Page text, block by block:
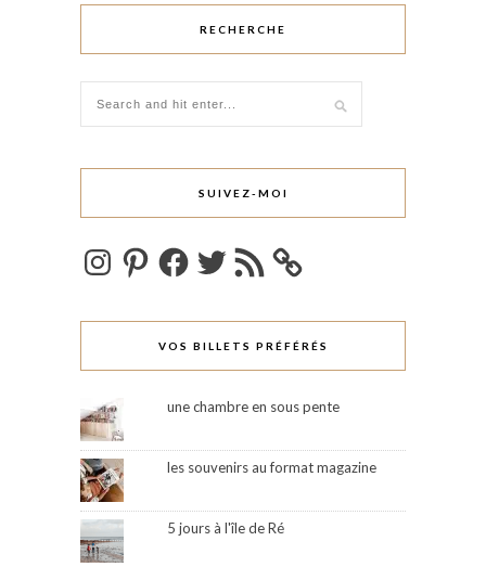
RECHERCHE
SUIVEZ-MOI
InstagramPinterestFacebookTwitterFlux
RSS
VOS BILLETS PRÉFÉRÉS
une chambre en sous pente
les souvenirs au format magazine
5 jours à l'île de Ré